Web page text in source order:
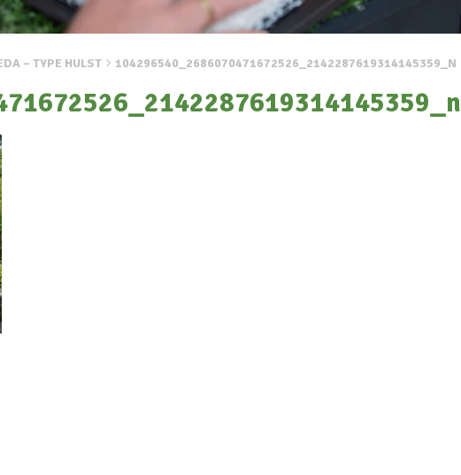
– TYPE HULST 104296540_2686070471672526_2142287619314145359_N